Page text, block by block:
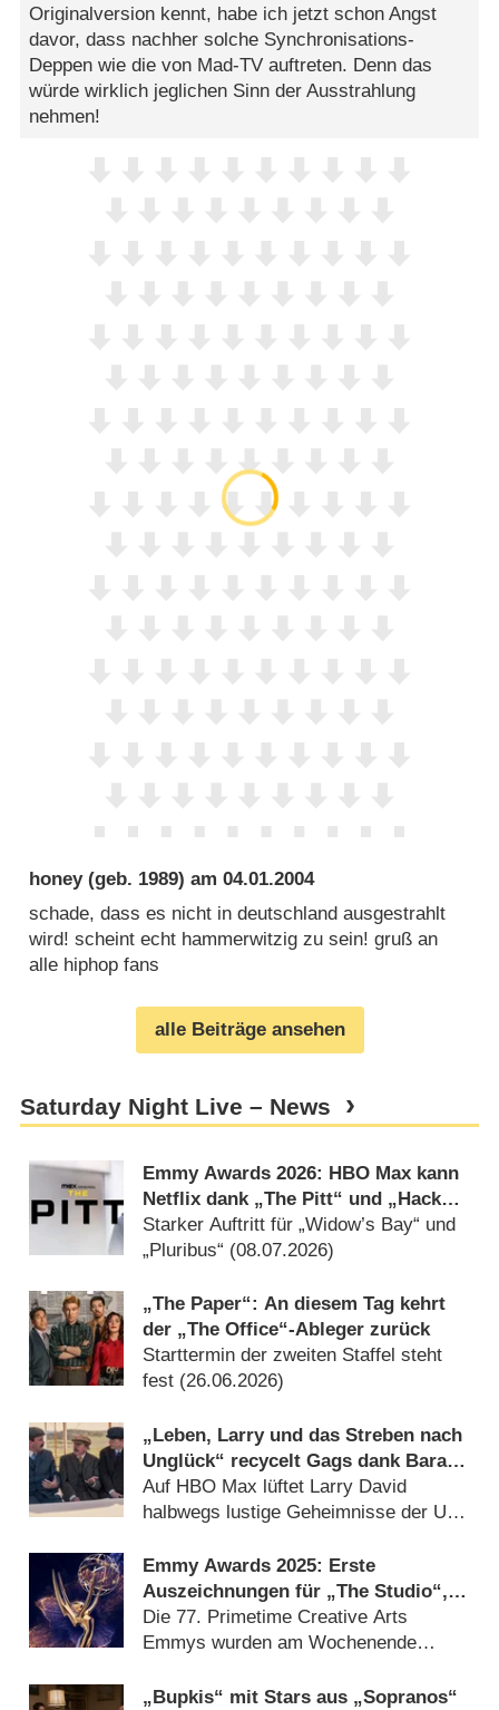
Originalversion kennt, habe ich jetzt schon Angst
davor, dass nachher solche Synchronisations-
Deppen wie die von Mad-TV auftreten. Denn das
würde wirklich jeglichen Sinn der Ausstrahlung
nehmen!
honey(geb. 1989) am04.01.2004
schade, dass es nicht in deutschland ausgestrahlt
wird! scheint echt hammerwitzig zu sein! gruß an
alle hiphop fans
alle Beiträge ansehen
Saturday Night Live – News
Emmy Awards 2026: HBO Max kann
Netflix dank „The Pitt“ und „Hacks“
auf Abstand halten
Starker Auftritt für „Widow’s Bay“ und
„Pluribus“ (08.07.2026)
„The Paper“: An diesem Tag kehrt
der „The Office“-Ableger zurück
Starttermin der zweiten Staffel steht
fest (26.06.2026)
„Leben, Larry und das Streben nach
Unglück“ recycelt Gags dank Barack
Obama – Review
Auf HBO Max lüftet Larry David
halbwegs lustige Geheimnisse der US-
Emmy Awards 2025: Erste
Auszeichnungen für „The Studio“,
„The Penguin“ und „Saturday Night
Live“
Die 77. Primetime Creative Arts
Emmys wurden am Wochenende
„Bupkis“ mit Stars aus „Sopranos“